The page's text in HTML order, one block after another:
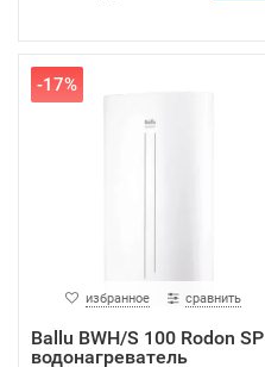
-17%
избранное сравнить
Ballu BWH/S 100 Rodon SP
водонагреватель